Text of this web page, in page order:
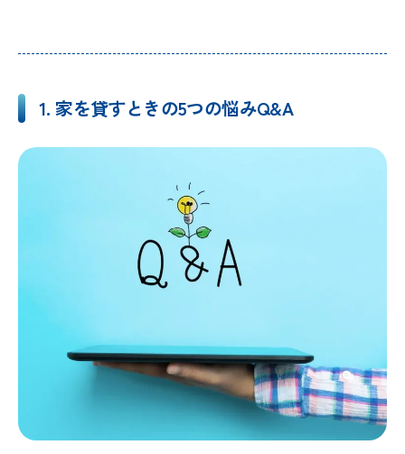
1-5. 家を貸すときに入居者を決めや
か？
5-3. 物件の募集条件、賃料などを決
5-4. 入居審査を経て賃貸借契約を結
ぶ
1. 家を貸すときの5つの悩みQ&A